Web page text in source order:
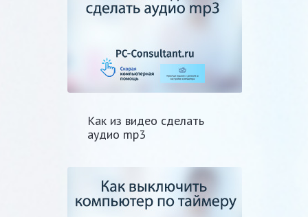
Как из видео сделать
аудио mp3